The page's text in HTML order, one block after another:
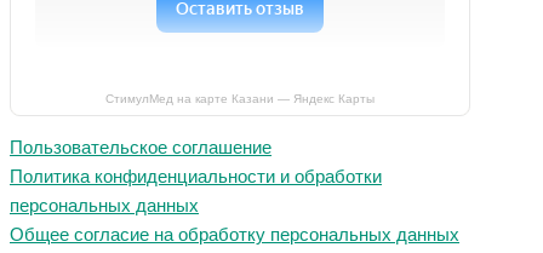
СтимулМед на карте Казани — Яндекс Карты
Пользовательское соглашение
Политика конфиденциальности и обработки
персональных данных
Общее согласие на обработку персональных данных